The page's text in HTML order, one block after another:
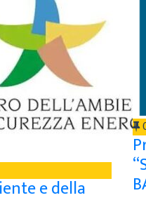
e della